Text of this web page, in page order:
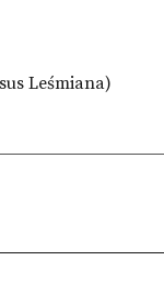
Leśmiana)